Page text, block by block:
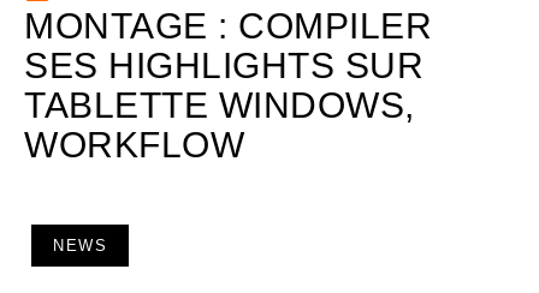
MONTAGE : COMPILER
SES HIGHLIGHTS SUR
TABLETTE WINDOWS,
WORKFLOW
NEWS